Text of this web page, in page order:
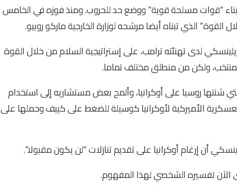
“قوات مسلحة قوية” ووضع حد للحروب. ومنذ فوزه في الخامس
القوة” الذي تبناه أيضا مرشحه لوزارة الخارجية ماركو روبيو.
لدى تهنئته ترامب، على إستراتيجية السلام من خلال القوة
ولكن من منطلق مختلف تماما.
شنتها روسيا على أوكرانيا، وألمح بعض مستشاريه إلى استخدام
الأميركية لأوكرانيا كوسيلة للضغط على كييف وحملها على
أن إرغام أوكرانيا على تقديم تنازلات “لن يكون مقبولا”.
تفسيره الشخصي لهذا المفهوم.